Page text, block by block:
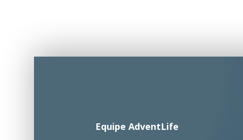
Equipe AdventLife